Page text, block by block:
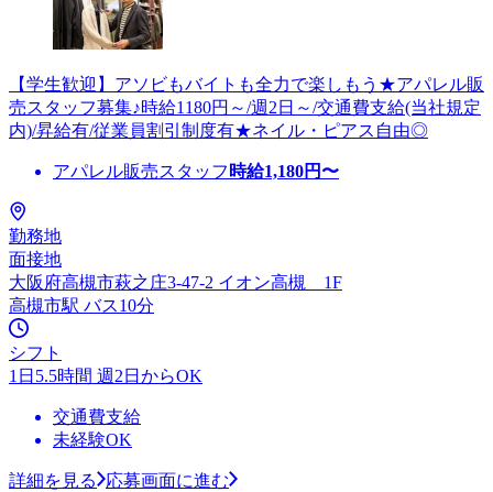
【学生歓迎】アソビもバイトも全力で楽しもう★アパレル販
売スタッフ募集♪時給1180円～/週2日～/交通費支給(当社規定
内)/昇給有/従業員割引制度有★ネイル・ピアス自由◎
アパレル販売スタッフ 時給1,180円〜
勤務地
面接地
大阪府高槻市萩之庄3-47-2 イオン高槻 1F
高槻市駅 バス10分
シフト
1日5.5時間 週2日からOK
交通費支給
未経験OK
詳細を見る
応募画面に進む